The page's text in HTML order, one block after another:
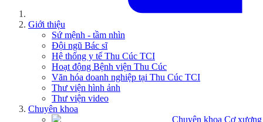
Giới thiệu
Sứ mệnh - tầm nhìn
Đội ngũ Bác sĩ
Hệ thống y tế Thu Cúc TCI
Hoạt động Bệnh viện Thu Cúc
Văn hóa doanh nghiệp tại Thu Cúc TCI
Thư viện hình ảnh
Thư viện video
Chuyên khoa
Chuyên khoa Cơ